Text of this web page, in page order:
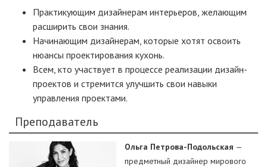
Практикующим дизайнерам интерьеров, желающим
расширить свои знания.
Начинающим дизайнерам, которые хотят освоить
нюансы проектирования кухонь.
Всем, кто участвует в процессе реализации дизайн-
проектов и стремится улучшить свои навыки
управления проектами.
Преподаватель
Ольга Петрова-Подольская —
предметный дизайнер мирового